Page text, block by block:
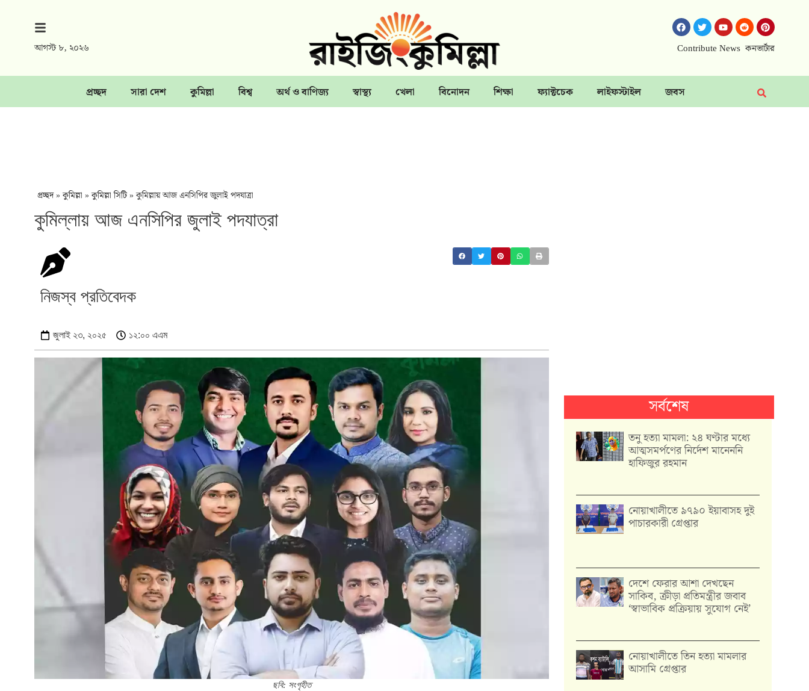
আগস্ট ৮, ২০২৬ Contribute News কনভার্টার
প্রচ্ছদ সারা দেশ কুমিল্লা বিশ্ব অর্থ ও বাণিজ্য স্বাস্থ্য খেলা বিনোদন শিক্ষা ফ্যাক্টচেক লাইফস্টাইল জবস
প্রচ্ছদ»কুমিল্লা »কুমিল্লা সিটি»কুমিল্লায় আজ এনসিপির জুলাই পদযাত্রা
কুমিল্লায় আজ এনসিপির জুলাই পদযাত্রা
নিজস্ব প্রতিবেদক
জুলাই ২৩, ২০২৫ ১২:০০ এএম
ছবি: সংগৃহীত
সর্বশেষ
তনু হত্যা মামলা: ২৪ ঘণ্টার মধ্যে
আত্মসমর্পণের নির্দেশ মানেননি
হাফিজুর রহমান
নোয়াখালীতে ৯৭৯০ ইয়াবাসহ দুই
পাচারকারী গ্রেপ্তার
দেশে ফেরার আশা দেখছেন
সাকিব, ক্রীড়া প্রতিমন্ত্রীর জবাব
‘স্বাভাবিক প্রক্রিয়ায় সুযোগ নেই’
নোয়াখালীতে তিন হত্যা মামলার
আসামি গ্রেপ্তার